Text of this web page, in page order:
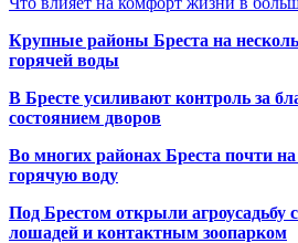
Крупные районы Бреста на
горячей воды
В Бресте усиливают контроль за
состоянием дворов
Во многих районах Бреста почти
горячую воду
Под Брестом открыли агроусадьбу
лошадей и контактным зоопарком